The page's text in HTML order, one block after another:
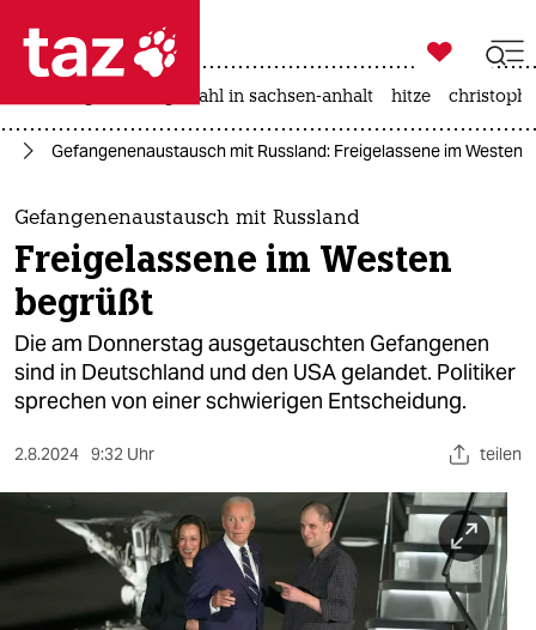
 taz zahl ich
taz zahl ich
themen
politik
öko
gesellschaft
sport
berlin

taz zahl ich
landtagswahl in sachsen-anhalt hitze
Gefangenenaustausch mit Russland: Freigelassene im Westen
Gefangenenaustausch mit Russland
Freigelassene im Westen
begrüßt
Die am Donnerstag ausgetauschten Gefangenen
sind in Deutschland und den USA gelandet. Politiker
sprechen von einer schwierigen Entscheidung.
2.8.2024 9:32 Uhr teilen